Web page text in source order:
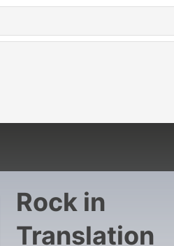
Rock in
Translation